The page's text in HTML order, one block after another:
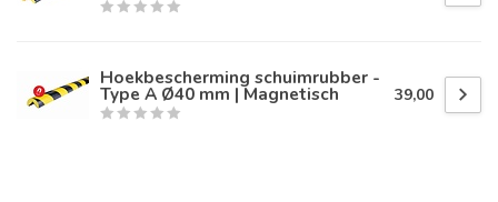
Hoekbescherming schuimrubber -
Type A Ø40 mm | Magnetisch 39,00